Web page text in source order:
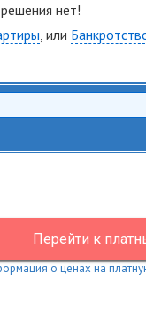
нет!
, или
Перейти к
о ценах на